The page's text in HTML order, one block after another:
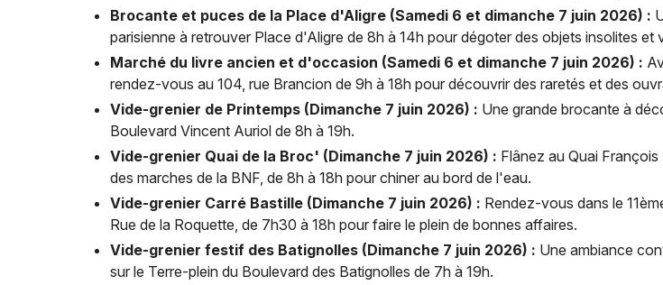
Brocante et puces de la Place d'Aligre (Samedi 6 et dimanche 7 juin 2026) :
parisienne à retrouver Place d'Aligre de 8h à 14h pour dégoter des objets insolites et
Marché du livre ancien et d'occasion (Samedi 6 et dimanche 7 juin 2026) :
rendez-vous au 104, rue Brancion de 9h à 18h pour découvrir des raretés et des
Vide-grenier de Printemps (Dimanche 7 juin 2026) : Une grande brocante à
Boulevard Vincent Auriol de 8h à 19h.
Vide-grenier Quai de la Broc' (Dimanche 7 juin 2026) : Flânez au Quai
des marches de la BNF, de 8h à 18h pour chiner au bord de l'eau.
Vide-grenier Carré Bastille (Dimanche 7 juin 2026) : Rendez-vous dans le
Rue de la Roquette, de 7h30 à 18h pour faire le plein de bonnes affaires.
Vide-grenier festif des Batignolles (Dimanche 7 juin 2026) : Une ambiance
sur le Terre-plein du Boulevard des Batignolles de 7h à 19h.